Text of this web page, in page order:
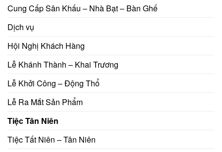
Cung Cấp Sân Khấu – Nhà Bạt – Bàn Ghế
Dịch vụ
Hội Nghị Khách Hàng
Lễ Khánh Thành – Khai Trương
Lễ Khởi Công – Động Thổ
Lễ Ra Mắt Sản Phẩm
Tiệc Tân Niên
Tiệc Tất Niên – Tân Niên